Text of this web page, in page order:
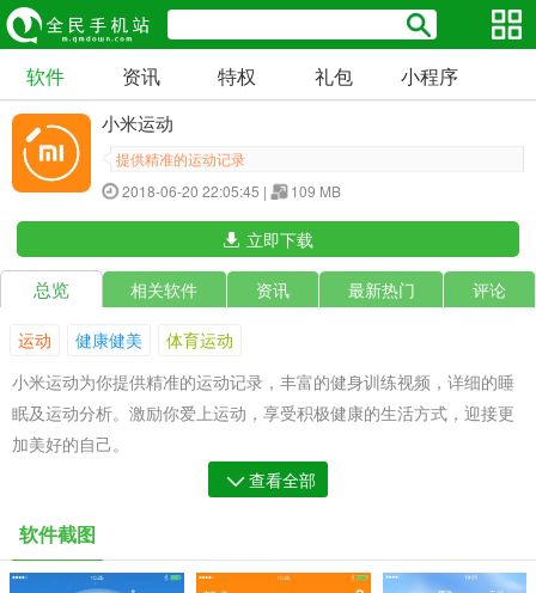
软件 资讯 特权 礼包 小程序
小米运动
提供精准的运动记录
2018-06-20 22:05:45 |
109 MB
立即下载
总览 相关软件 资讯 最新热门 评论
运动 健康健美
体育运动
小米运动为你提供精准的运动记录，丰富的健身训练视频，详细的睡
眠及运动分析。激励你爱上运动，享受积极健康的生活方式，迎接更
加美好的自己。
支持小米手环、米动手表青春版、小米体脂秤、小米体重秤、
AMAZFIT运动手表、米动智芯等智能设备；
查看全部
软件截图